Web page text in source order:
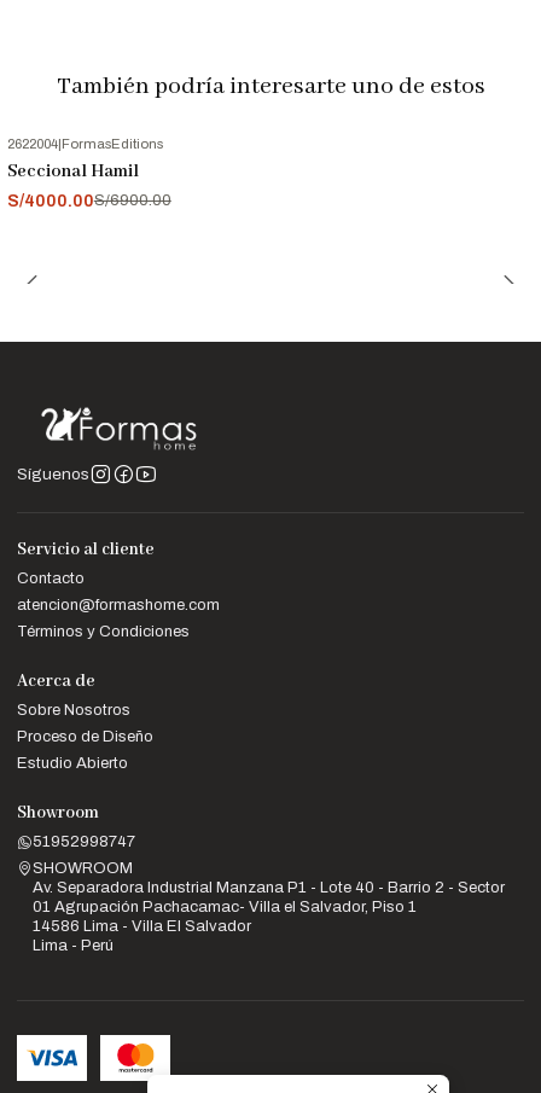
También podría interesarte uno de estos
OFF
2622004| FormasEditions
Seccional Hamil
S/4000.00S/6900.00
Síguenos
Servicio al cliente
Contacto
atencion@formashome.com
Términos y Condiciones
Acerca de
Sobre Nosotros
Proceso de Diseño
Estudio Abierto
Showroom
51952998747
SHOWROOM
Av. Separadora Industrial Manzana P1 - Lote 40 - Barrio 2 - Sector
01 Agrupación Pachacamac- Villa el Salvador, Piso 1
14586 Lima - Villa El Salvador
Lima - Perú